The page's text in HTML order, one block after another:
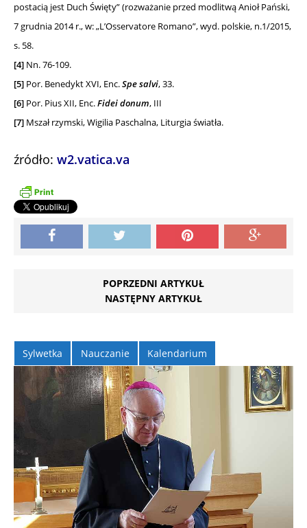
postacią jest Duch Święty” (rozważanie przed modlitwą Anioł Pański,
7 grudnia 2014 r., w: „L’Osservatore Romano”, wyd. polskie, n.1/2015,
s. 58.
[4] Nn. 76-109.
[5] Por. Benedykt XVI, Enc.Spe salvi, 33.
[6] Por. Pius XII, Enc.Fidei donum, III
[7] Mszał rzymski, Wigilia Paschalna, Liturgia światła.
źródło: w2.vatica.va
POPRZEDNI ARTYKUŁ
NASTĘPNY ARTYKUŁ
Sylwetka Nauczanie Kalendarium